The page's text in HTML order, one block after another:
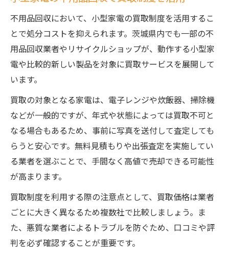
不用品回収において、小型家電の買取制度を活用するこ
とで処分コストを抑えられます。茨城県内でも一部の不
用品回収業者やリサイクルショップが、動作する小型家
電や比較的新しい製品を対象に買取サービスを展開して
います。
買取の対象となる家電は、電子レンジや炊飯器、掃除機
などが一般的ですが、年式や状態によっては買取不可と
なる場合もあるため、事前に写真を送付して査定しても
らうと安心です。無料見積もりや出張査定を実施してい
る業者を選ぶことで、手間なく高値で売却できる可能性
が高まります。
買取制度を利用する際の注意点として、買取価格は業者
ごとに大きく異なるため複数社で比較しましょう。ま
た、悪質な業者によるトラブルを防ぐため、口コミや評
判を必ず確認することが重要です。